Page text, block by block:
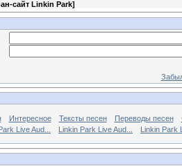
сайт Linkin Park]
Интересное Тексты песен Переводы песен
Live Aud... Linkin Park Live Aud... Linkin Park